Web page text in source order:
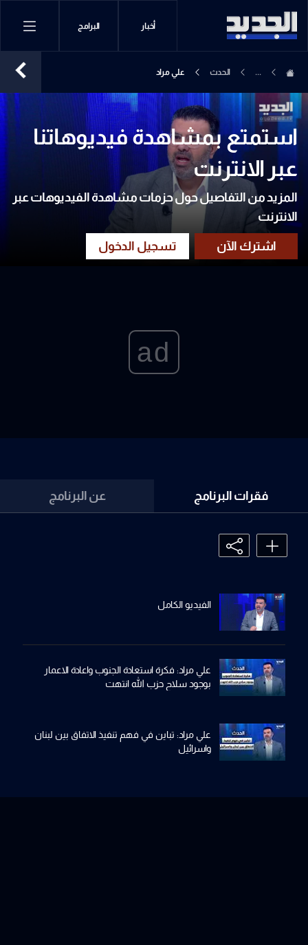
أخبار البرامج
... الحدث علي مراد
استمتع بمشاهدة فيديوهاتنا
عبر الانترنت
المزيد من التفاصيل حول حزمات مشاهدة الفيديوهات عبر
الانترنت
ad
فقرات البرنامج عن البرنامج
الفيديو الكامل
علي مراد: فكرة استعادة الجنوب واعادة الاعمار
بوجود سلاح حزب الله انتهت
علي مراد: تباين في فهم تنفيذ الاتفاق بين لبنان
واسرائيل